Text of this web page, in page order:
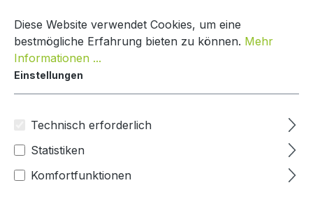
Paketkasten Nature Line
Mypaketkasten
Bildergalerie überspringen
Diese Website verwendet Cookies, um eine
bestmögliche Erfahrung bieten zu können. Mehr
Informationen ...
Einstellungen
Technisch erforderlich
Statistiken
Komfortfunktionen